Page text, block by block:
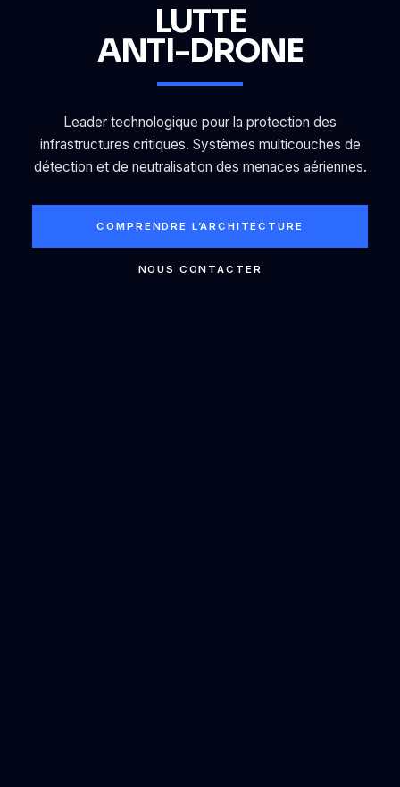
LUTTE
ANTI-DRONE
Leader technologique pour la protection des
infrastructures critiques. Systèmes multicouches de
détection et de neutralisation des menaces aériennes.
COMPRENDRE L’ARCHITECTURE
NOUS CONTACTER